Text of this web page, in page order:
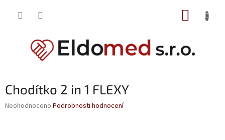
Chodítko 2 in 1 FLEXY
Průměrné
Neohodnoceno Podrobnosti hodnocení